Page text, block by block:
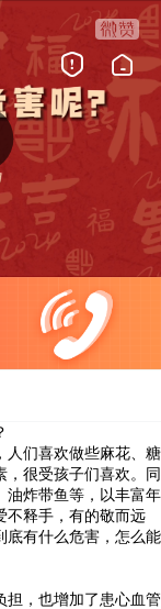
人们喜欢做些麻花、糖
，很受孩子们喜欢。同
油炸带鱼等，以丰富年
不释手，有的敬而远
底有什么危害，怎么能
担，也增加了患心血管